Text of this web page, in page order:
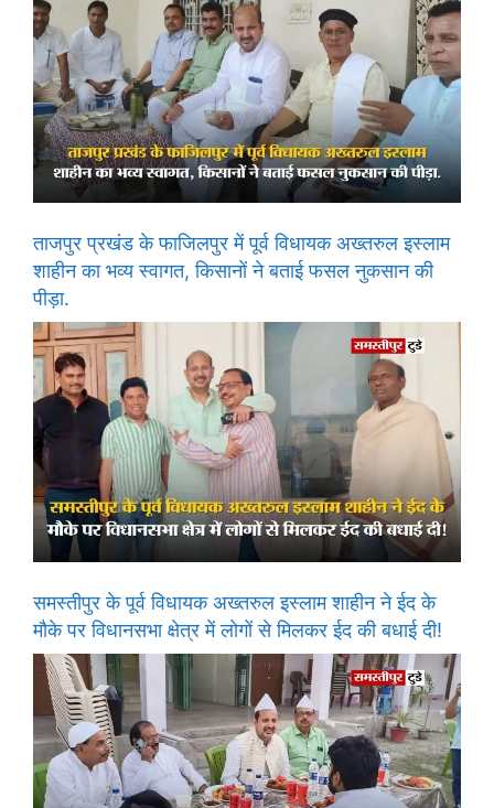
ताजपुर प्रखंड के फाजिलपुर में पूर्व विधायक अख्तरुल इस्लाम
शाहीन का भव्य स्वागत, किसानों ने बताई फसल नुकसान की
पीड़ा.
समस्तीपुर के पूर्व विधायक अख्तरुल इस्लाम शाहीन ने ईद के
मौके पर विधानसभा क्षेत्र में लोगों से मिलकर ईद की बधाई दी!